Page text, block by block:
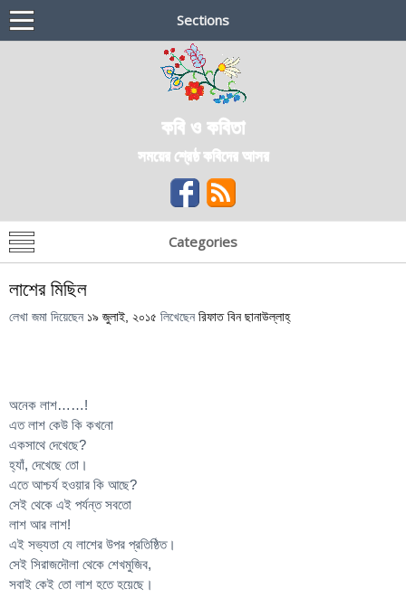
Sections
কবি ও কবিতা
সময়ের শ্রেষ্ঠ কবিদের আসর
Categories
লাশের মিছিল
লেখা জমা দিয়েছেন ১৯ জুলাই, ২০১৫ লিখেছেন রিফাত বিন ছানাউল্লাহ্
অনেক লাশ……!
এত লাশ কেউ কি কখনো
একসাথে দেখেছে?
হ্যাঁ, দেখেছে তো।
এতে আশ্চর্য হওয়ার কি আছে?
সেই থেকে এই পর্যন্ত সবতো
লাশ আর লাশ!
এই সভ্যতা যে লাশের উপর প্রতিষ্ঠিত।
সেই সিরাজদৌলা থেকে শেখমুজিব,
সবাই কেই তো লাশ হতে হয়েছে।